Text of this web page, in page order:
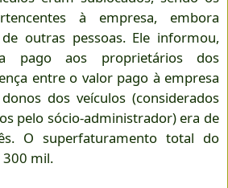
à empresa, embora
outras pessoas. Ele informou,
pago aos proprietários dos
entre o valor pago à empresa
dos veículos (considerados
pelo sócio-administrador) era de
O superfaturamento total do
300 mil.